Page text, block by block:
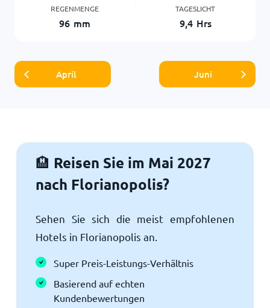
REGENMENGE
96 mm
TAGESLICHT
9,4 Hrs
April Juni
🏨 Reisen Sie im Mai 2027
nach Florianopolis?
Sehen Sie sich die meist empfohlenen
Hotels in Florianopolis an.
Super Preis-Leistungs-Verhältnis
Basierend auf echten
Kundenbewertungen